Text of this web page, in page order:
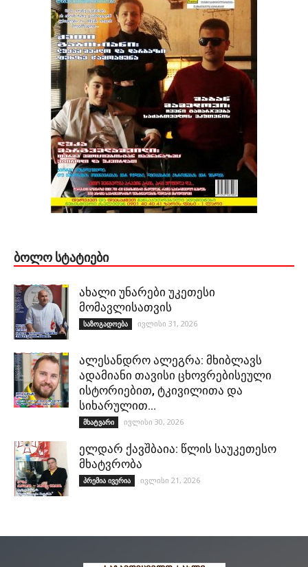
ᲑᲝᲚᲝ ᲡᲢᲐᲢᲘᲔᲑᲘ
ახალი უნარები უკეთესი
მომავლისათვის
საზოგადოება ივლისი 31, 2026
ალესანდრო ალეგრა: მხიბლავს
ადამიანი თავისი ცხოვრებისეული
ისტორიებით, ტკივილითა და
სიხარულით…
მხატვარი ივლისი 30, 2026
ელდარ ქავშბაია: წლის საუკეთესო
მხატვრობა
პრემია ივერია ივლისი 21, 2026